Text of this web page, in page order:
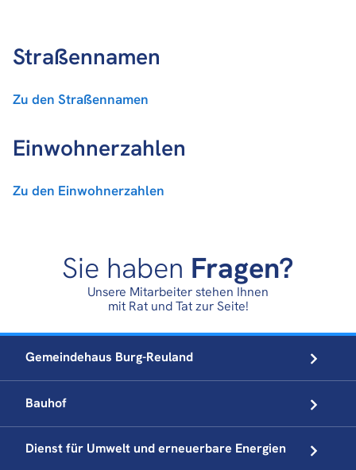
Straßennamen
Zu den Straßennamen
Einwohnerzahlen
Zu den Einwohnerzahlen
Sie haben Fragen?
Unsere Mitarbeiter stehen Ihnen
mit Rat und Tat zur Seite!
Gemeindehaus Burg-Reuland
Bauhof
Dienst für Umwelt underneuerbare Energien